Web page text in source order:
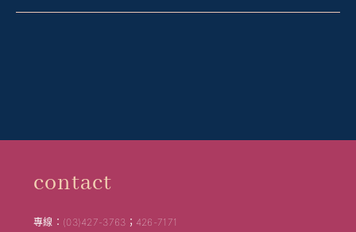
contact
專線：(03)427-3763；426-7171